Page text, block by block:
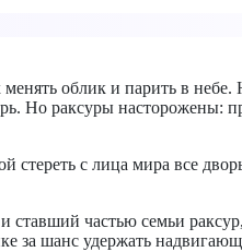
облик и парить в
Но раксуры
с лица мира все
частью семьи
за шанс удержать